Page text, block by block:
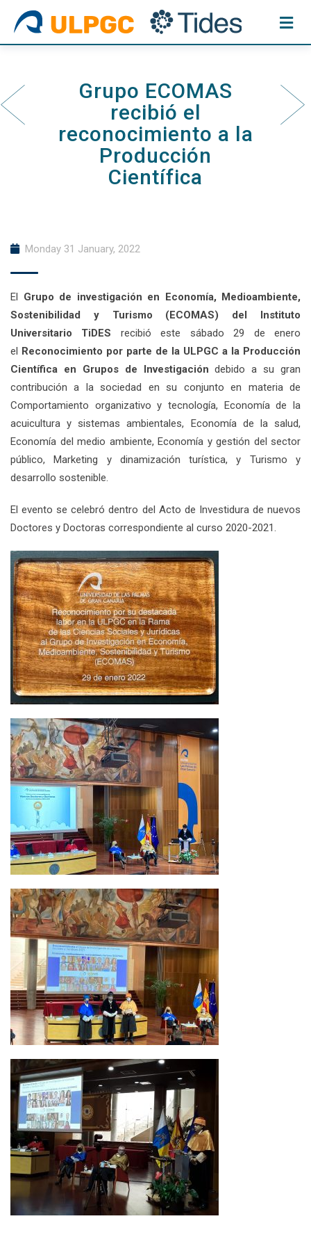
content
Grupo ECOMAS
recibió el
reconocimiento a la
Producción
Científica
Monday 31 January, 2022
El Grupo de investigación en Economía, Medioambiente,
Sostenibilidad y Turismo (ECOMAS) del
Instituto
Universitario TiDES recibió este sábado 29 de enero
el Reconocimiento por parte de la ULPGC a la Producción
Científica en Grupos de Investigación debido a su gran
contribución a la sociedad en su conjunto en materia de
Comportamiento organizativo y tecnología, Economía de la
acuicultura y sistemas ambientales, Economía de la salud,
Economía del medio ambiente, Economía y gestión del sector
público, Marketing y dinamización turística, y Turismo y
desarrollo sostenible.
El evento se celebró dentro del Acto de Investidura de nuevos
Doctores y Doctoras correspondiente al curso 2020-2021.